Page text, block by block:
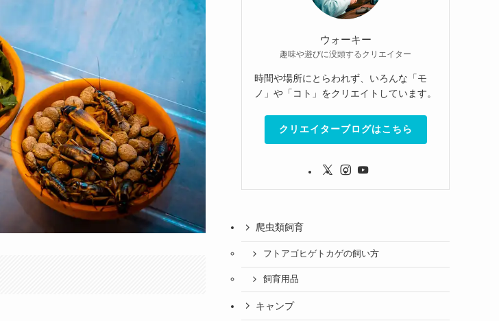
ウォーキー
趣味や遊びに没頭するクリエイター
時間や場所にとらわれず、いろんな「モ
ノ」や「コト」をクリエイトしています。
クリエイターブログはこちら
爬虫類飼育
フトアゴヒゲトカゲの飼い方
飼育用品
キャンプ